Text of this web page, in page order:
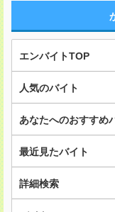
エンバイトTOP
人気のバイト
あなたへのおすすめ
最近見たバイト
詳細検索